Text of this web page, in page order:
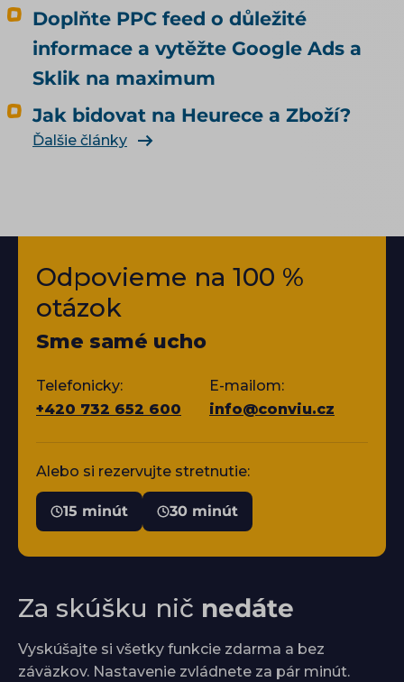
Doplňte PPC feed o důležité
informace a vytěžte Google Ads a
Sklik na maximum
Jak bidovat na Heurece a Zboží?
Ďalšie články
Odpovieme na 100 %
otázok
Sme samé ucho
Telefonicky:
+420 732 652 600
E-mailom:
info@conviu.cz
Alebo si rezervujte stretnutie:
15 minút 30 minút
Za skúšku nič nedáte
Vyskúšajte si všetky funkcie zdarma a bez
záväzkov. Nastavenie zvládnete za pár minút.